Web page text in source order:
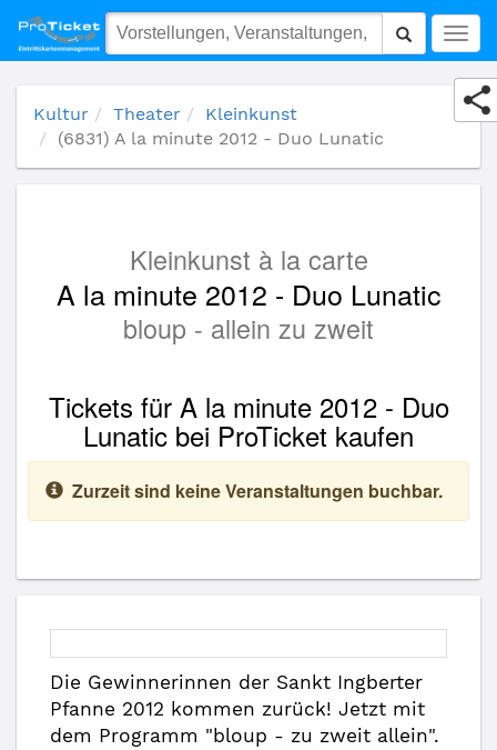
(6831) A la minute 2012 - Duo Lunatic
Kultur Theater
Kleinkunst
(6831) A la minute 2012 - Duo Lunatic
Kleinkunst à la carte
A la minute 2012 - Duo Lunatic
bloup - allein zu zweit
Tickets für A la minute 2012 - Duo
Lunatic bei ProTicket kaufen
Zurzeit sind keine Veranstaltungen buchbar.
Die Gewinnerinnen der Sankt Ingberter
Pfanne 2012 kommen zurück! Jetzt mit
dem Programm "bloup - zu zweit allein".